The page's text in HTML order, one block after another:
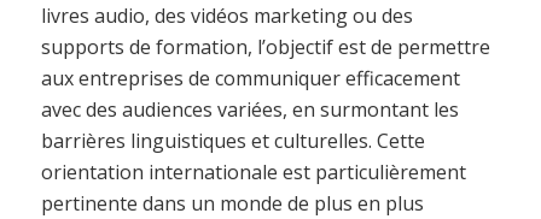
livres audio, des vidéos marketing ou des
supports de formation, l’objectif est de permettre
aux entreprises de communiquer efficacement
avec des audiences variées, en surmontant les
barrières linguistiques et culturelles. Cette
orientation internationale est particulièrement
pertinente dans un monde de plus en plus